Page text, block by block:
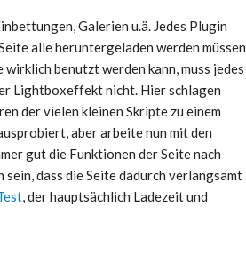
Galerien u.ä. Jedes Plugin
alle heruntergeladen werden müssen
benutzt werden kann, muss jedes
Lightboxeffekt nicht. Hier schlagen
der vielen kleinen Skripte zu einem
aber arbeite nun mit den
gut die Funktionen der Seite nach
dass die Seite dadurch verlangsamt
, der hauptsächlich Ladezeit und